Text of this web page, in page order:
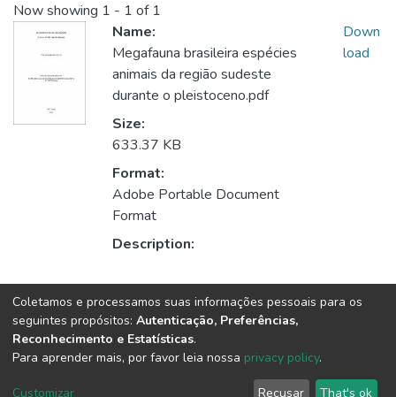
Now showing 1 - 1 of 1
Name:
Megafauna brasileira espécies
animais da região sudeste
durante o pleistoceno.pdf
Size:
633.37 KB
Format:
Adobe Portable Document
Format
Description:
Down
load
Collections
Ciências Biológicas
DSpace software copyright © 2002-2026 LYRASIS
Coletamos e processamos suas informações pessoais para os
seguintes propósitos: Autenticação, Preferências,
Reconhecimento e Estatísticas.
Para aprender mais, por favor leia nossa privacy policy.
Customizar Recusar That's ok